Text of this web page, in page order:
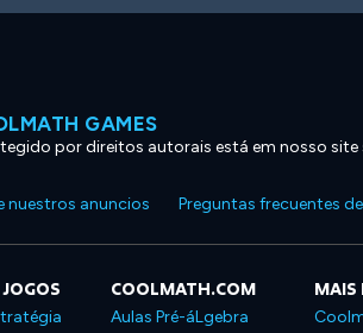
GAMES
por direitos autorais está em nosso site
nuestros anuncios Preguntas frecuentes
COOLMATH.COM
Aulas Pré-áLgebra
MAIS